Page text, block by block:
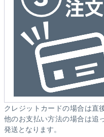
クレジットカードの場合は直
他のお支払い方法の場合は追
発送となります。